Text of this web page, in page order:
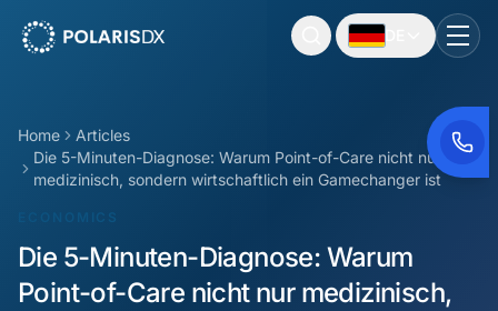
PolarisDX
Home
Articles
Die 5-Minuten-Diagnose: Warum Point-of-Care nicht nur
medizinisch, sondern wirtschaftlich ein Gamechanger ist
ECONOMICS
Die 5-Minuten-Diagnose: Warum
Point-of-Care nicht nur medizinisch,